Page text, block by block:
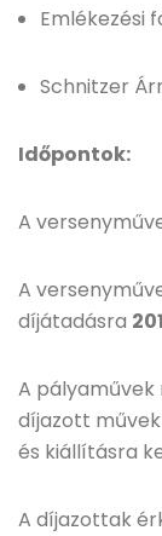
Emlékezési
Schnitzer
Időpontok:
A
A
díjátadásra
A pályaművek
díjazott
és kiállításra
A díjazottak